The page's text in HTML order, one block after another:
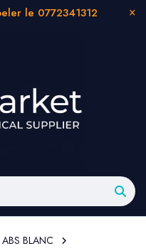
le 0772341312
BLANC